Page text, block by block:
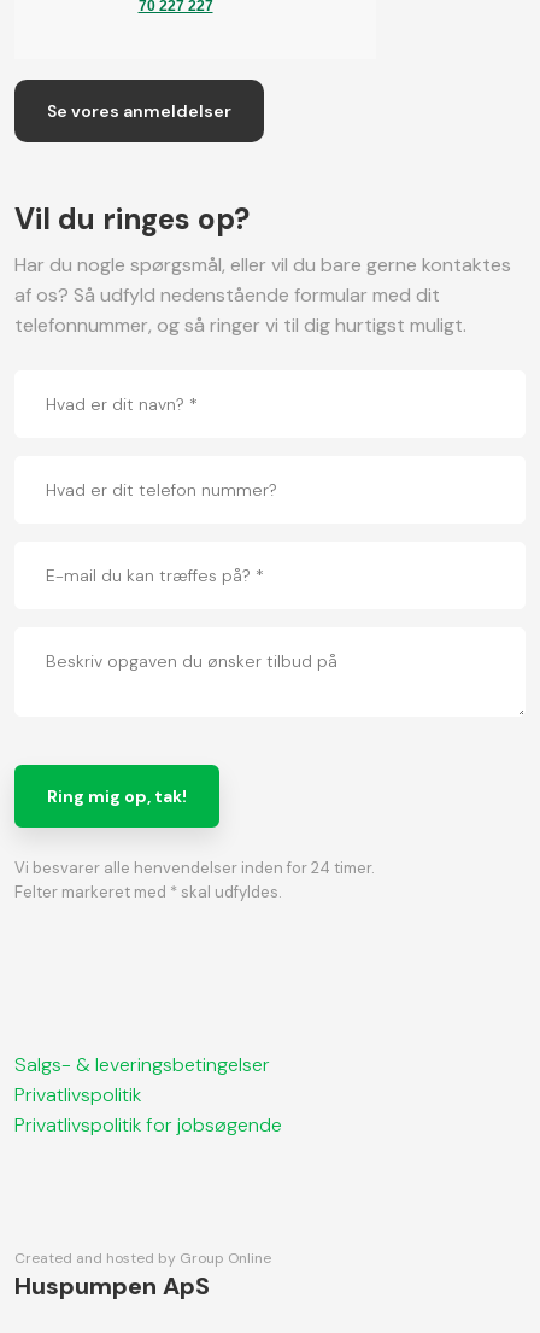
Se vores anmeldelser​
Vil du ringes op?
Har du nogle spørgsmål, eller vil du bare gerne kontaktes
af os? Så udfyld nedenstående formular med dit
telefonnummer, og så ringer vi til dig hurtigst muligt.​​
Vi besvarer alle henvendelser inden for 24 timer.
Felter markeret med * skal udfyldes.​
Salgs- & leveringsbetingelser​
Privatlivspolitik
​Privatlivspolitik for jobsøgende
Created and hosted by Group Online
Huspumpen ApS